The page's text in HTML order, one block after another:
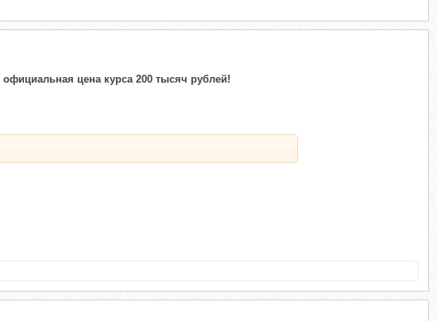
официальная цена курса 200 тысяч рублей!